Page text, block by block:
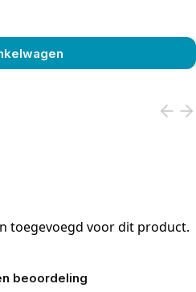
toegevoegd voor dit product.
beoordeling